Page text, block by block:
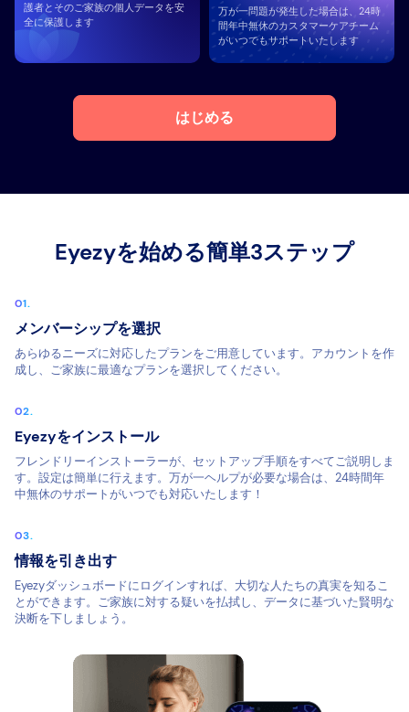
護者とそのご家族の個人データを安
全に保護します
万が一問題が発生した場合は、24時
間年中無休のカスタマーケアチーム
がいつでもサポートいたします
はじめる
Eyezyを始める簡単3ステップ
メンバーシップを選択
あらゆるニーズに対応したプランをご用意しています。アカウントを作
成し、ご家族に最適なプランを選択してください。
Eyezyをインストール
フレンドリーインストーラーが、セットアップ手順をすべてご説明しま
す。設定は簡単に行えます。万が一ヘルプが必要な場合は、24時間年
中無休のサポートがいつでも対応いたします！
情報を引き出す
Eyezyダッシュボードにログインすれば、大切な人たちの真実を知るこ
とができます。ご家族に対する疑いを払拭し、データに基づいた賢明な
決断を下しましょう。